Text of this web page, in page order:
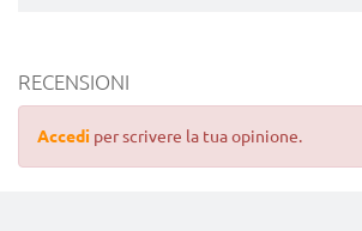
RECENSIONI
Accedi per scrivere la tua opinione.